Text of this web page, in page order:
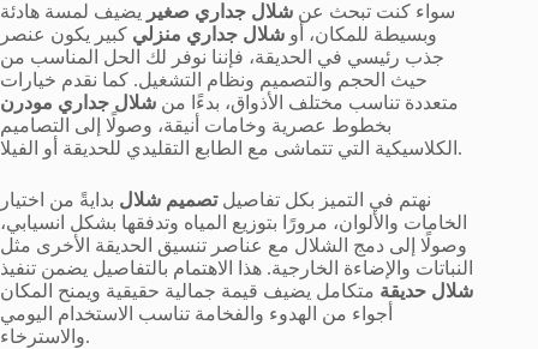
سواء كنت تبحث عن شلال جداري صغير يضيف لمسة هادئة
وبسيطة للمكان، أو شلال جداري منزلي كبير يكون عنصر
جذب رئيسي في الحديقة، فإننا نوفر لك الحل المناسب من
حيث الحجم والتصميم ونظام التشغيل. كما نقدم خيارات
متعددة تناسب مختلف الأذواق، بدءًا من شلال جداري مودرن
بخطوط عصرية وخامات أنيقة، وصولًا إلى التصاميم
الكلاسيكية التي تتماشى مع الطابع التقليدي للحديقة أو الفيلا.
نهتم في التميز بكل تفاصيلتصميم شلال بدايةً من اختيار
الخامات والألوان، مرورًا بتوزيع المياه وتدفقها بشكل انسيابي،
وصولًا إلى دمج الشلال مع عناصر تنسيق الحديقة الأخرى مثل
النباتات والإضاءة الخارجية. هذا الاهتمام بالتفاصيل يضمن تنفيذ
شلال حديقة متكامل يضيف قيمة جمالية حقيقية ويمنح المكان
أجواء من الهدوء والفخامة تناسب الاستخدام اليومي
والاسترخاء.